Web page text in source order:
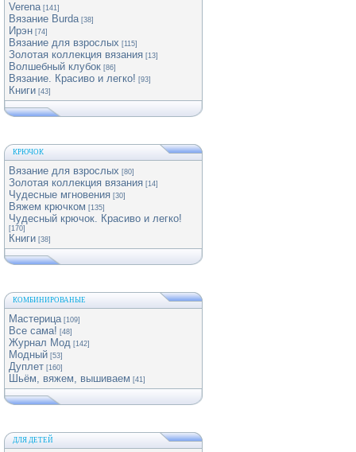
Verena [141]
Вязание Burda [38]
Ирэн [74]
Вязание для взрослых [115]
Золотая коллекция вязания [13]
Волшебный клубок [86]
Вязание. Красиво и легко! [93]
Книги [43]
КРЮЧОК
Вязание для взрослых [80]
Золотая коллекция вязания [14]
Чудесные мгновения [30]
Вяжем крючком [135]
Чудесный крючок. Красиво и легко!
[170]
Книги [38]
КОМБИНИРОВАНЫЕ
Мастерица [109]
Все сама! [48]
Журнал Мод [142]
Модный [53]
Дуплет [160]
Шьём, вяжем, вышиваем [41]
ДЛЯ ДЕТЕЙ